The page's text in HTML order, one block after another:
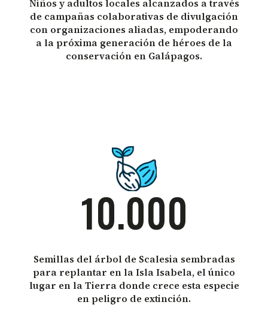
Niños y adultos locales alcanzados a través
de campañas colaborativas de divulgación
con organizaciones aliadas, empoderando
a la próxima generación de héroes de la
conservación en Galápagos.
10.000
Semillas del árbol de Scalesia sembradas
para replantar en la Isla Isabela, el único
lugar en la Tierra donde crece esta especie
en peligro de extinción.